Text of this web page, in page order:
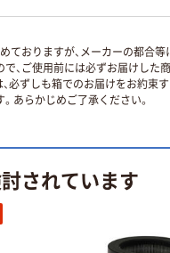
おりますが、メーカーの都合等
、ご使用前には必ずお届けし
、必ずしも箱でのお届けをお約束
あらかじめご了承ください。
されています